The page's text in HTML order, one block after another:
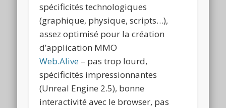
spécificités technologiques
(graphique, physique, scripts…),
assez optimisé pour la création
d’application MMO
Web.Alive – pas trop lourd,
spécificités impressionnantes
(Unreal Engine 2.5), bonne
interactivité avec le browser, pas